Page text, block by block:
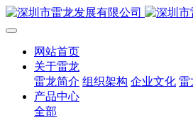
网站首页
关于雷龙
雷龙简介 组织架构 企业文化 雷
产品中心
全部